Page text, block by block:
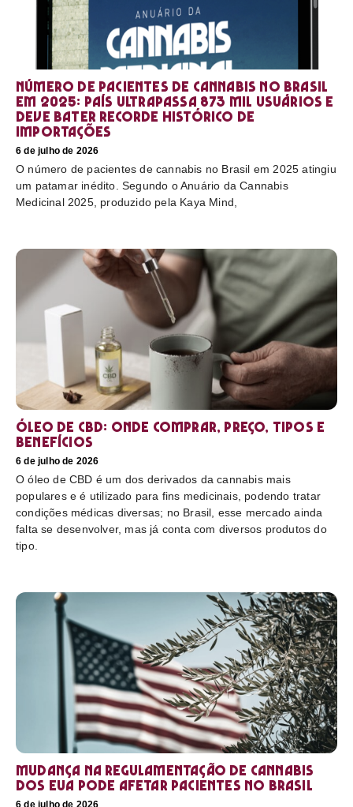
Número de pacientes de cannabis no Brasil
em 2025: país ultrapassa 873 mil usuários e
deve bater recorde histórico de
importações
6 de julho de 2026
O número de pacientes de cannabis no Brasil em 2025 atingiu
um patamar inédito. Segundo o Anuário da Cannabis
Medicinal 2025, produzido pela Kaya Mind,
Óleo de CBD: Onde comprar, preço, tipos e
benefícios
6 de julho de 2026
O óleo de CBD é um dos derivados da cannabis mais
populares e é utilizado para fins medicinais, podendo tratar
condições médicas diversas; no Brasil, esse mercado ainda
falta se desenvolver, mas já conta com diversos produtos do
tipo.
Mudança na regulamentação de cannabis
dos EUA pode afetar pacientes no Brasil
6 de julho de 2026